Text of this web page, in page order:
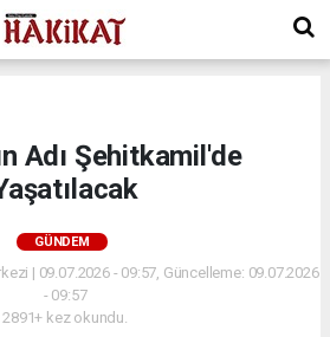
Adı Şehitkamil'de
GÜNDEM
| 09.07.2026 - 09:57, Güncelleme: 09.07.2026
- 09:57
2891+ kez okundu.